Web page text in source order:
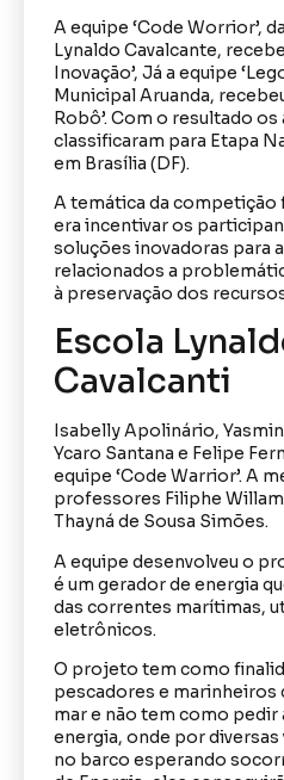
A equipe ‘Code Worrior’,
Lynaldo Cavalcante,
Inovação’, Já a equipe
Municipal Aruanda,
Robô’. Com o resultado os
classificaram para Etapa
em Brasília (DF).
A temática da competição
era incentivar os
soluções inovadoras para
relacionados a
à preservação dos
Escola
Cavalcanti
Isabelly Apolinário,
Ycaro Santana e Felipe
equipe ‘Code Warrior’. A
professores Filiphe
Thayná de Sousa Simões.
A equipe desenvolveu o
é um gerador de energia
das correntes marítimas,
eletrônicos.
O projeto tem como
pescadores e marinheiros
mar e não tem como pedir
energia, onde por diversas
no barco esperando